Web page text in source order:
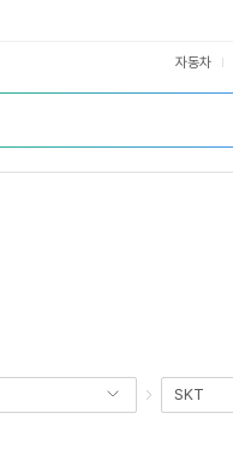
자동차
SKT